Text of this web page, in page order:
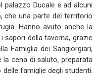
palazzo Ducale e ad alcuni
che una parte del territorio
Hanno avuto anche la
sapori della taverna, grazie
Famiglia dei Sangiorgiari,
cena di saluto, preparata
delle famiglie degli studenti.